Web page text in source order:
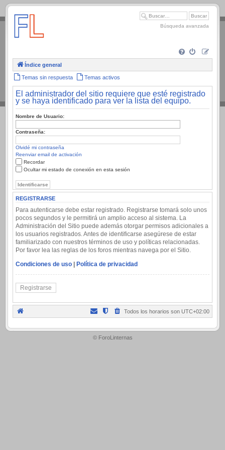
.
Búsqueda avanzada
Índice general
Temas sin respuesta Temas activos
El administrador del sitio requiere que esté registrado
y se haya identificado para ver la lista del equipo.
Nombre de Usuario:
Contraseña:
Olvidé mi contraseña
Reenviar email de activación
Recordar
Ocultar mi estado de conexión en esta sesión
REGISTRARSE
Para autenticarse debe estar registrado. Registrarse tomará solo unos
pocos segundos y le permitirá un amplio acceso al sistema. La
Administración del Sitio puede además otorgar permisos adicionales a
los usuarios registrados. Antes de identificarse asegúrese de estar
familiarizado con nuestros términos de uso y políticas relacionadas.
Por favor lea las reglas de los foros mientras navega por el Sitio.
Condiciones de uso | Política de privacidad
Registrarse
Todos los horarios son UTC+02:00
.
© ForoLinternas